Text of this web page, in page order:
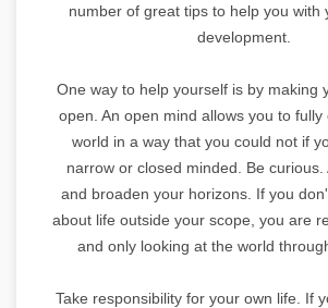
number of great tips to help you with
development.
One way to help yourself is by making
open. An open mind allows you to fully
world in a way that you could not if
narrow or closed minded. Be curious.
and broaden your horizons. If you
about life outside your scope, you are
and only looking at the world
Take responsibility for your own life. If